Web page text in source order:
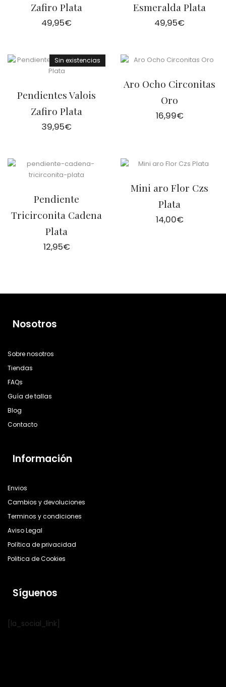
Zafiro Plata
49,95€
Esmeralda Plata
49,95€
Sin existencias
Pendientes Valois
Zafiro Plata
39,95€
Aro Ocho Circonitas
Oro
16,99€
Pendiente
Tricirconita Cadena
Plata
12,95€
Mini aro Flor Czs
Plata
14,00€
Nosotros
Sobre nosotros
Tiendas
FAQs
Guía de tallas
Blog
Contacto
Información
Envios
Cambios y devoluciones
Terminos y condiciones
Aviso Legal
Política de privacidad
Politica de Cookies
Síguenos
[la_social_link]